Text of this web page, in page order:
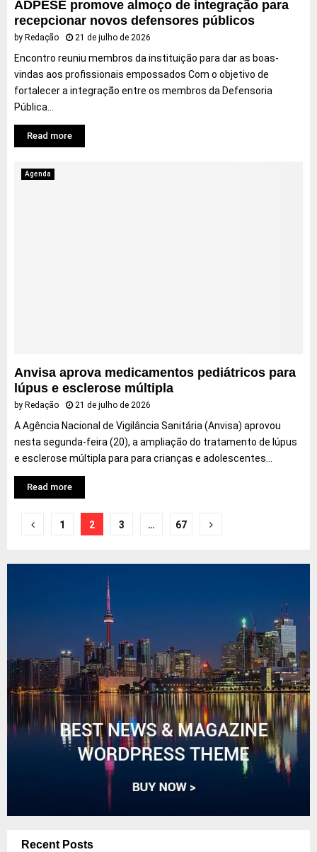
ADPESE promove almoço de integração para
recepcionar novos defensores públicos
by Redação 21 de julho de 2026
Encontro reuniu membros da instituição para dar as boas-
vindas aos profissionais empossados Com o objetivo de
fortalecer a integração entre os membros da Defensoria
Pública...
Read more
Agenda
Anvisa aprova medicamentos pediátricos para
lúpus e esclerose múltipla
by Redação 21 de julho de 2026
A Agência Nacional de Vigilância Sanitária (Anvisa) aprovou
nesta segunda-feira (20), a ampliação do tratamento de lúpus
e esclerose múltipla para para crianças e adolescentes...
Read more
Navegação
1 2 3 … 67
Recent Posts